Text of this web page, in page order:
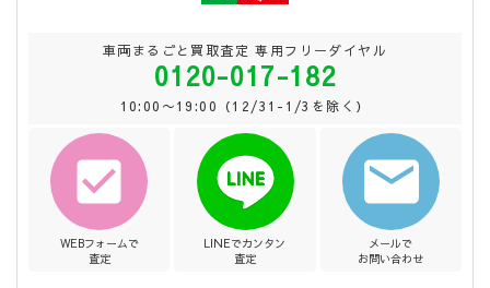
車両まるごと買取査定 専用フリーダイヤル
0120-017-182
10:00〜19:00（12/31-1/3を除く）
WEBフォームで
査定
LINEでカンタン
査定
メールで
お問い合わせ